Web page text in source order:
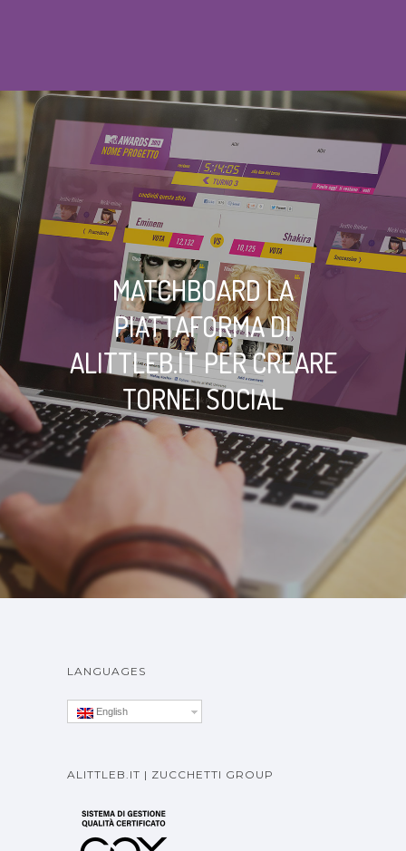
MATCHBOARD LA
PIATTAFORMA DI
ALITTLEB.IT PER CREARE
TORNEI SOCIAL
LANGUAGES
English
ALITTLEB.IT | ZUCCHETTI GROUP